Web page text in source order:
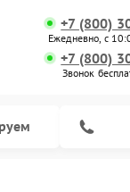
+7 (800)
Ежедневно, с
+7 (800)
Звонок